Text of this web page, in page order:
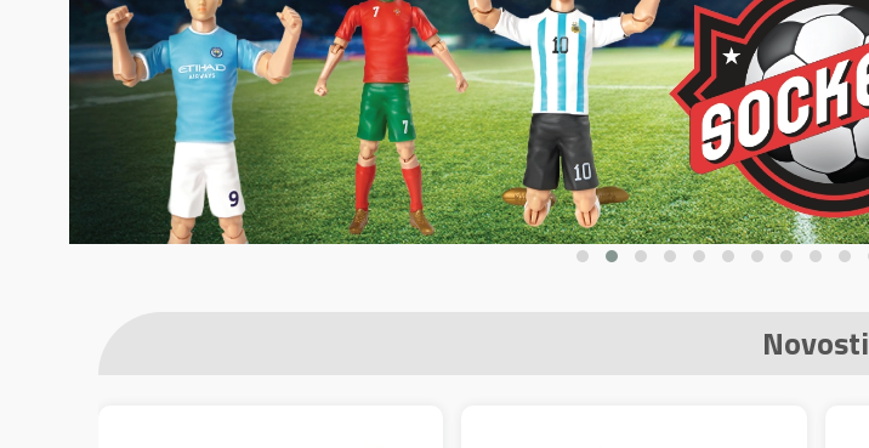
Novosti